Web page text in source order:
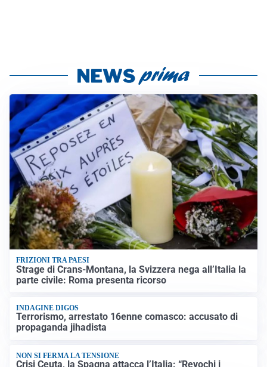
FRIZIONI TRA PAESI
Strage di Crans-Montana, la Svizzera nega all’Italia la
parte civile: Roma presenta ricorso
INDAGINE DIGOS
Terrorismo, arrestato 16enne comasco: accusato di
propaganda jihadista
NON SI FERMA LA TENSIONE
Crisi Ceuta, la Spagna attacca l’Italia: “Revochi i